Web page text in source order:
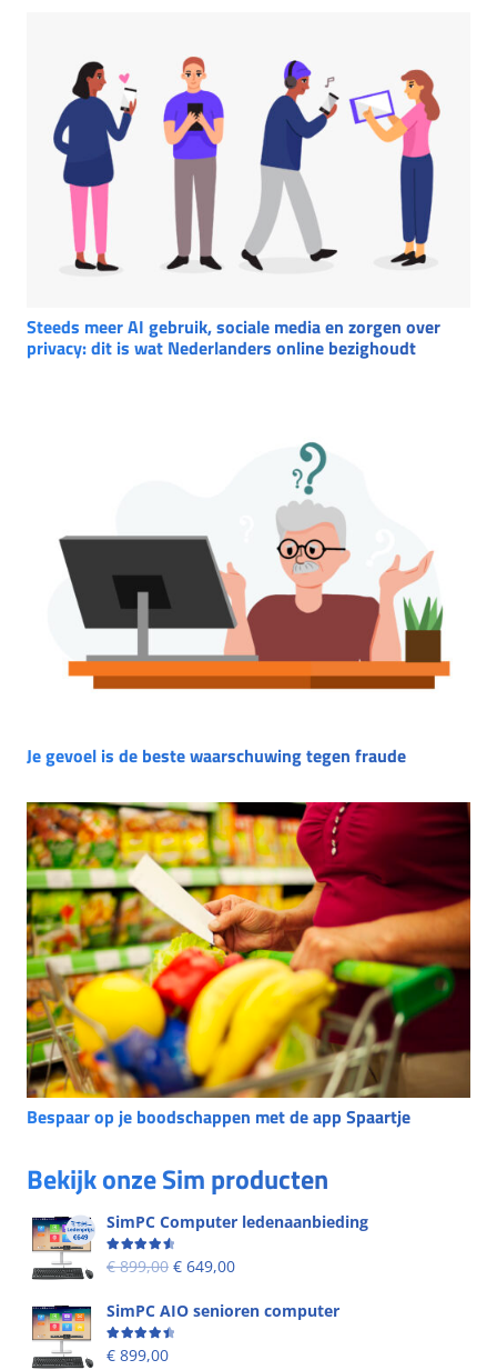
Steeds meer AI gebruik, sociale media en zorgen over
privacy: dit is wat Nederlanders online bezighoudt
Je gevoel is de beste waarschuwing tegen fraude
Bespaar op je boodschappen met de app Spaartje
Bekijk onze Sim producten
SimPC Computer ledenaanbieding
Beoordeling 4.60uit 5
€899,00 € 649,00
SimPC AIO senioren computer
Beoordeling
€ 899,00